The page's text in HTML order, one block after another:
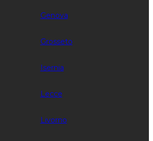
Genova
Grosseto
Isernia
Lecce
Livorno